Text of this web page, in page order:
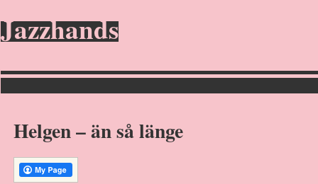
Jazzhands
Helgen – än så länge